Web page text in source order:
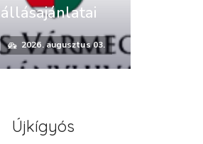
állásajánlatai
2026. augusztus 03.
Újkígyós